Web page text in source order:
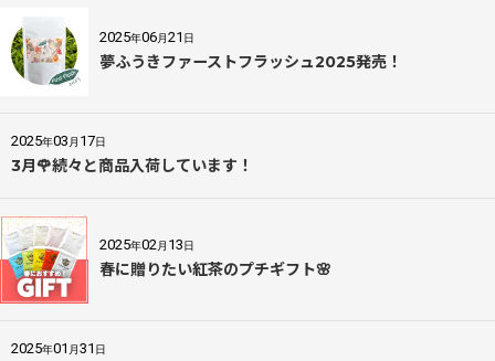
2025年06月21 日
夢ふうきファーストフラッシュ2025発売！
2025年03 月 17日
3月🌹続々と商品入荷しています！
2025年02 月 13日
春に贈りたい紅茶のプチギフト🌸
2025年01 月31 日